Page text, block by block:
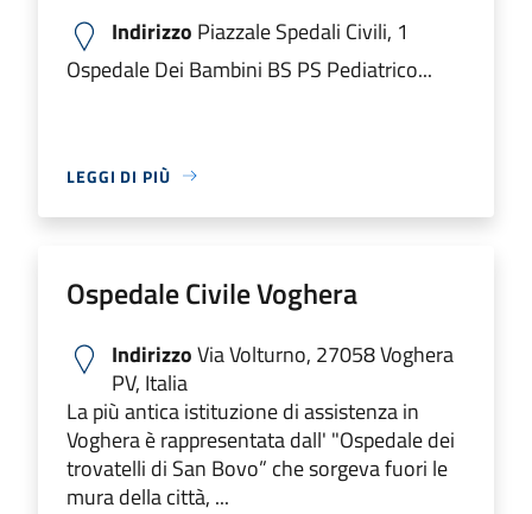
Indirizzo Piazzale Spedali Civili, 1
Ospedale Dei Bambini BS PS Pediatrico...
LEGGI DI PIÙ
Ospedale Civile Voghera
IndirizzoVia Volturno, 27058 Voghera
PV, Italia
La più antica istituzione di assistenza in
Voghera è rappresentata dall' "Ospedale dei
trovatelli di San Bovo” che sorgeva fuori le
mura della città, ...